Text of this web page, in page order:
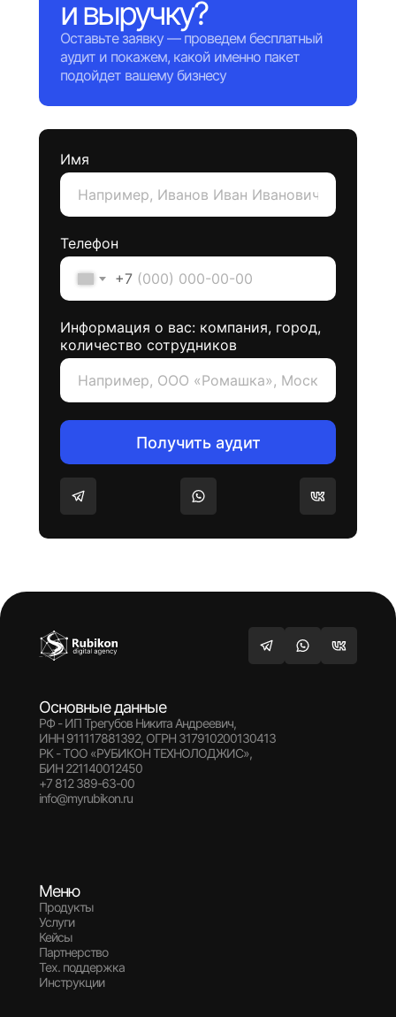
Имя
Телефон
+7
Информация о вас: компания, город,
количество сотрудников
Получить аудит
и выручку?
Оставьте заявку — проведем бесплатный
аудит и покажем, какой именно пакет
подойдет вашему бизнесу
Основные данные
РФ - ИП Трегубов Никита Андреевич,
ИНН 911117881392, ОГРН 317910200130413
РК - ТОО «РУБИКОН ТЕХНОЛОДЖИС»,
БИН 221140012450
+7 812 389-63-00
info@myrubikon.ru
Меню
Продукты
Услуги
Кейсы
Партнерство
Тех. поддержка
Инструкции